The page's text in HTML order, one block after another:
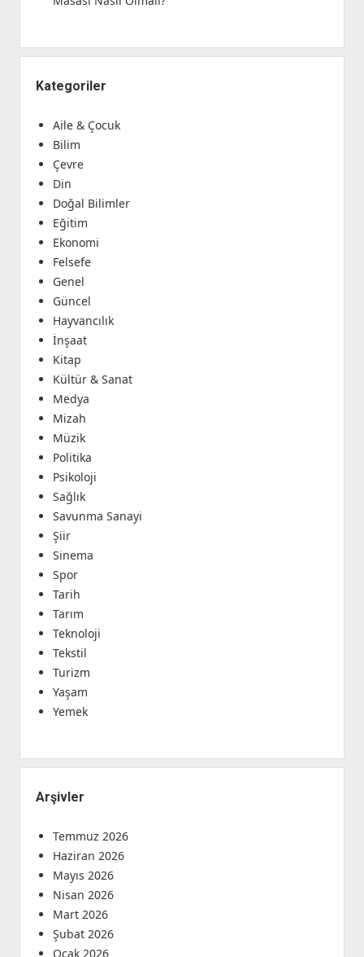
Kategoriler
Aile & Çocuk
Bilim
Çevre
Din
Doğal Bilimler
Eğitim
Ekonomi
Felsefe
Genel
Güncel
Hayvancılık
İnşaat
Kitap
Kültür & Sanat
Medya
Mizah
Müzik
Politika
Psikoloji
Sağlık
Savunma Sanayi
Şiir
Sinema
Spor
Tarih
Tarım
Teknoloji
Tekstil
Turizm
Yaşam
Yemek
Arşivler
Temmuz 2026
Haziran 2026
Mayıs 2026
Nisan 2026
Mart 2026
Şubat 2026
Ocak 2026